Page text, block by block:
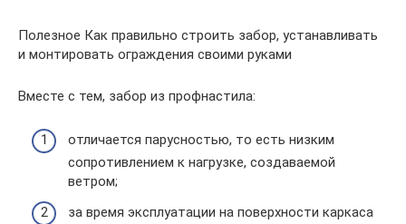
Полезное Как правильно строить забор, устанавливать
и монтировать ограждения своими руками
Вместе с тем, забор из профнастила:
отличается парусностью, то есть низким
сопротивлением к нагрузке, создаваемой
ветром;
за время эксплуатации на поверхности каркаса